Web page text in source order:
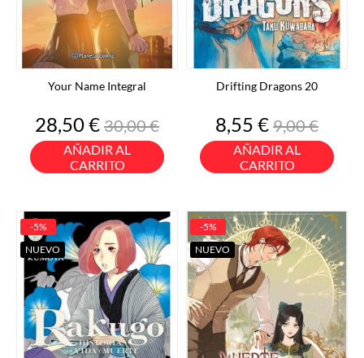
Your Name Integral
Precio
28,50 €Precio
base
30,00 €
AÑADIR AL
CARRITO
Drifting Dragons 20
Precio
8,55 €Precio
base
9,00 €
AÑADIR AL
CARRITO
-5%
NUEVO
-5%
NUEVO